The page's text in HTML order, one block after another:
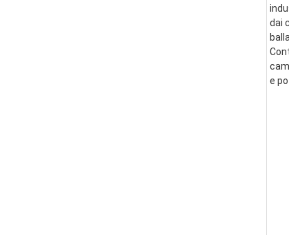
dai
e